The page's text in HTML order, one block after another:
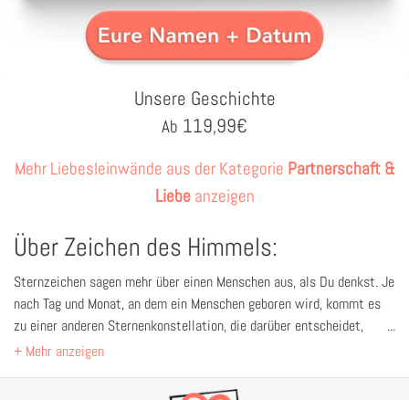
Unsere Geschichte
Ab 119,99€
Mehr Liebesleinwände aus der Kategorie Partnerschaft &
Liebeanzeigen
Über Zeichen des Himmels:
Sternzeichen sagen mehr über einen Menschen aus, als Du denkst. Je
nach Tag und Monat, an dem ein Menschen geboren wird, kommt es
zu einer anderen Sternenkonstellation, die darüber entscheidet,
welches Sternzeichen Dich ein Leben lang begleitet. Schon in der
Eigenschaften zugewiesen, die auf den Menschen übertragen werden